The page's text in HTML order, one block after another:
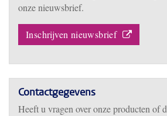
onze nieuwsbrief.
Inschrijven nieuwsbrief
Contactgegevens
Heeft u vragen over onze producten of